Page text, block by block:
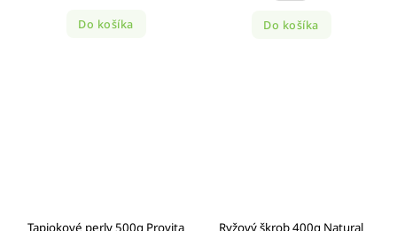
Do košíka Do košíka
Tapiokové perly 500g Provita
Ryžový škrob 400g Natural